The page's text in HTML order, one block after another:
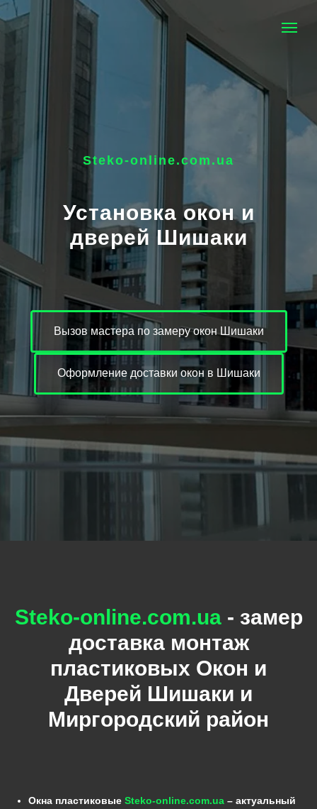
Steko-online.com.ua
Установка окон и
дверей Шишаки
Вызов мастера по замеру окон Шишаки
Оформление доставки окон в Шишаки
Steko-online.com.ua- замер
доставка монтаж
пластиковых Окон и
Дверей Шишаки и
Миргородский район
Окна пластиковые Steko-online.com.ua – актуальный